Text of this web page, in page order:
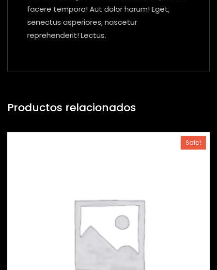
facere tempora! Aut dolor harum! Eget,
senectus asperiores, nascetur
reprehenderit! Lectus.
Productos relacionados
Sale!